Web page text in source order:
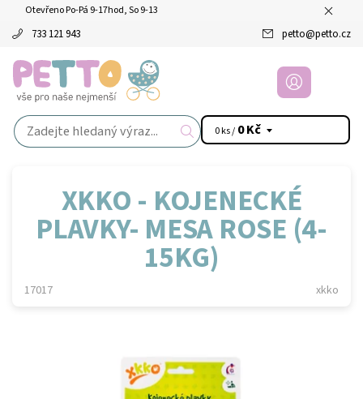
Otevřeno Po-Pá 9-17hod, So 9-13
733 121 943 petto@petto.cz
0 ks / 0 Kč
XKKO - KOJENECKÉ
PLAVKY- MESA ROSE (4-
15KG)
17017 xkko